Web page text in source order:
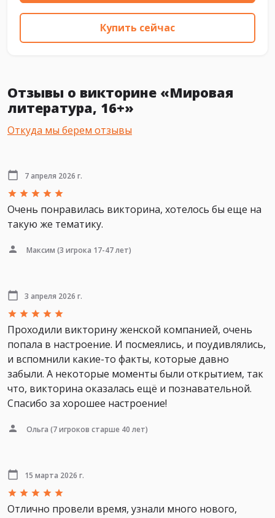
Купить сейчас
Отзывы о викторине «Мировая
литература, 16+»
Откуда мы берем отзывы
7 апреля 2026 г.
Очень понравилась викторина, хотелось бы еще на
такую же тематику.
Максим (3 игрока 17-47 лет)
3 апреля 2026 г.
Проходили викторину женской компанией, очень
попала в настроение. И посмеялись, и поудивлялись,
и вспомнили какие-то факты, которые давно
забыли. А некоторые моменты были открытием, так
что, викторина оказалась ещё и познавательной.
Спасибо за хорошее настроение!
Ольга (7 игроков старше 40 лет)
15 марта 2026 г.
Отлично провели время, узнали много нового,